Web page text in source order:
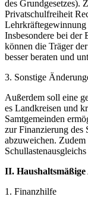
des Grundgesetzes).
Privatschulfreiheit
Lehrkräftegewinnung
Insbesondere bei der
können die Träger
besser beraten und
3. Sonstige
Außerdem soll eine
es Landkreisen und
Samtgemeinden
zur Finanzierung des
abzuweichen.
II.
1. Finanzhilfe